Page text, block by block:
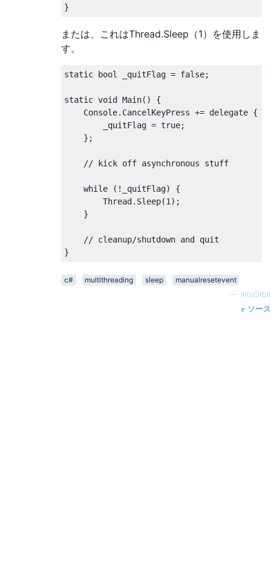
}
または、これはThread.Sleep（1）を使用しま
す。
static bool _quitFlag = false;
static void Main()
{
Console. CancelKeyPress += delegate {
        _quitFlag
= true;
};
// kick off asynchronous stuff
while (! _quitFlag)
{
Thread. Sleep(1 );
}
// cleanup/shutdown and quit
}
c# multithreading sleep
manualresetevent
intoOrbit
ソース